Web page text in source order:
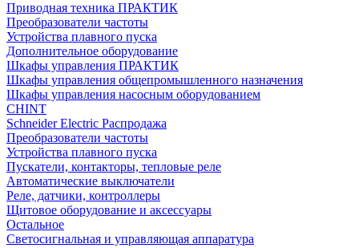
Приводная техника ПРАКТИК
Преобразователи частоты
Устройства плавного пуска
Дополнительное оборудование
Шкафы управления ПРАКТИК
Шкафы управления общепромышленного назначения
Шкафы управления насосным оборудованием
CHINT
Schneider Electric Распродажа
Преобразователи частоты
Устройства плавного пуска
Пускатели, контакторы, тепловые реле
Автоматические выключатели
Реле, датчики, контроллеры
Щитовое оборудование и аксессуары
Остальное
Светосигнальная и управляющая аппаратура